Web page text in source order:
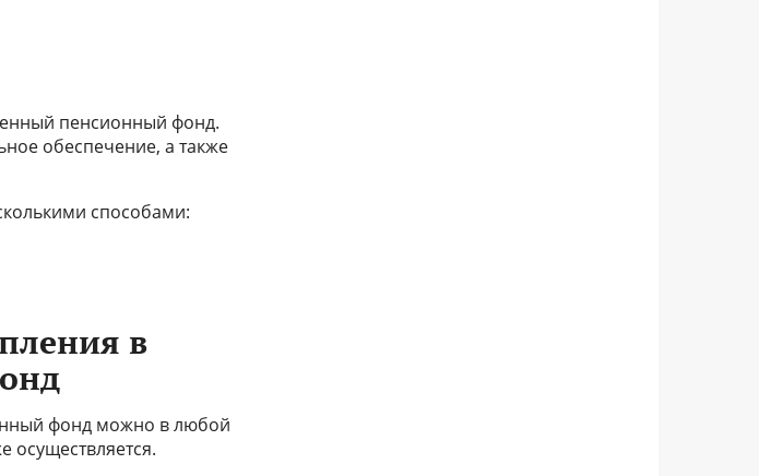
пенсионный фонд.
обеспечение, а также
способами:
в
фонд можно в любой
осуществляется.